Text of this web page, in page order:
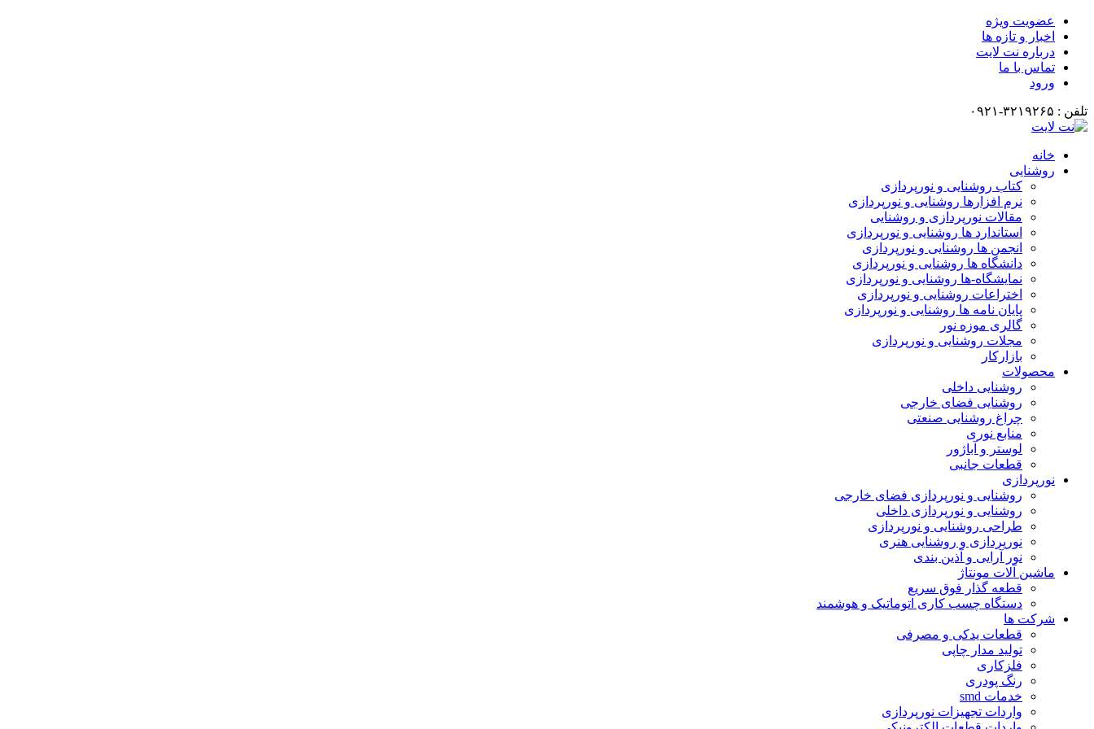
عضویت ویژه
اخبار و تازه ها
درباره نت لایت
تماس با ما
ورود
تلفن : ۳۲۱۹۲۶۵-۰۹۲۱
خانه
روشنایی
کتاب روشنایی و نورپردازی
نرم افزارها روشنایی و نورپردازی
مقالات نورپردازی و روشنایی
استاندارد ها روشنایی و نورپردازی
انجمن ها روشنایی و نورپردازی
دانشگاه ها روشنایی و نورپردازی
نمایشگاه-ها روشنایی و نورپردازی
اختراعات روشنایی و نورپردازی
پایان نامه ها روشنایی و نورپردازی
گالری موزه نور
مجلات روشنایی و نورپردازی
بازارکار
محصولات
روشنایی داخلی
روشنایی فضای خارجی
چراغ روشنایی صنعتی
منابع نوری
لوستر و آباژور
قطعات جانبی
نورپردازی
روشنایی و نورپردازی فضای خارجی
روشنایی و نورپردازی داخلی
طراحی روشنایی و نورپردازی
نورپردازی و روشنایی هنری
نور آرایی و آذین بندی
ماشین آلات مونتاژ
قطعه گذار فوق سریع
دستگاه چسب کاری اتوماتیک و هوشمند
شرکت ها
قطعات یدکی و مصرفی
تولید مدار چاپی
فلزکاری
رنگ پودری
خدمات smd
واردات تجهیزات نورپردازی